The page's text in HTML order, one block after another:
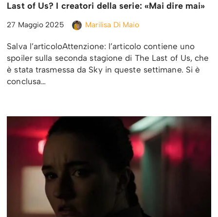
Last of Us? I creatori della serie: «Mai dire mai»
27 Maggio 2025 Marilisa Di Maio
Salva l’articoloAttenzione: l’articolo contiene uno
spoiler sulla seconda stagione di The Last of Us, che
è stata trasmessa da Sky in queste settimane. Si è
conclusa…